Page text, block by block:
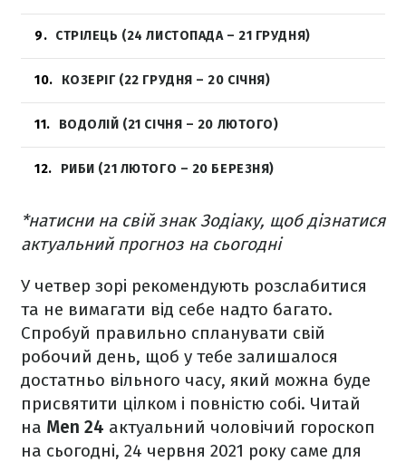
9 СТРІЛЕЦЬ (24 ЛИСТОПАДА – 21 ГРУДНЯ)
10 КОЗЕРІГ (22 ГРУДНЯ – 20 СІЧНЯ)
11 ВОДОЛІЙ (21 СІЧНЯ – 20 ЛЮТОГО)
12 РИБИ (21 ЛЮТОГО – 20 БЕРЕЗНЯ)
*натисни на свій знак Зодіаку, щоб дізнатися
актуальний прогноз на сьогодні
У четвер зорі рекомендують розслабитися
та не вимагати від себе надто багато.
Спробуй правильно спланувати свій
робочий день, щоб у тебе залишалося
достатньо вільного часу, який можна буде
присвятити цілком і повністю собі. Читай
на Men 24 актуальний чоловічий гороскоп
на сьогодні, 24 червня 2021 року саме для